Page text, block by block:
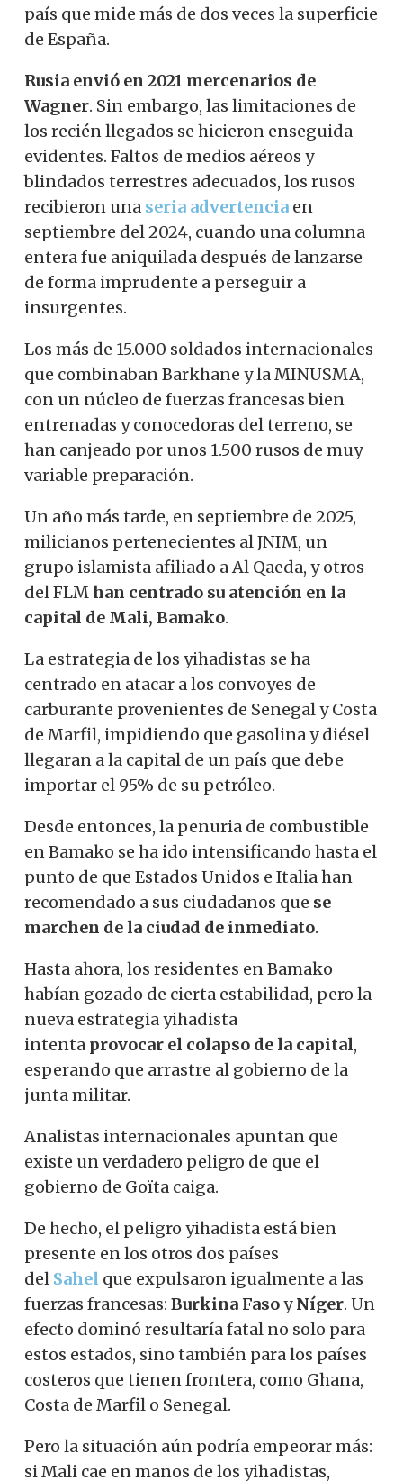
país que mide más de dos veces la superficie
de España.
Rusia envió en 2021 mercenarios de
Wagner. Sin embargo, las limitaciones de
los recién llegados se hicieron enseguida
evidentes. Faltos de medios aéreos y
blindados terrestres adecuados, los rusos
recibieron una seria advertencia en
septiembre del 2024, cuando una columna
entera fue aniquilada después de lanzarse
de forma imprudente a perseguir a
insurgentes.
Los más de 15.000 soldados internacionales
que combinaban Barkhane y la MINUSMA,
con un núcleo de fuerzas francesas bien
entrenadas y conocedoras del terreno, se
han canjeado por unos 1.500 rusos de muy
variable preparación.
Un año más tarde, en septiembre de 2025,
milicianos pertenecientes al JNIM, un
grupo islamista afiliado a Al Qaeda, y otros
del FLMhan centrado su atención en la
capital de Mali, Bamako.
La estrategia de los yihadistas se ha
centrado en atacar a los convoyes de
carburante provenientes de Senegal y Costa
de Marfil, impidiendo que gasolina y diésel
llegaran a la capital de un país que debe
importar el 95% de su petróleo.
Desde entonces, la penuria de combustible
en Bamako se ha ido intensificando hasta el
punto de que Estados Unidos e Italia han
recomendado a sus ciudadanos que se
marchen de la ciudad de inmediato.
Hasta ahora, los residentes en Bamako
habían gozado de cierta estabilidad, pero la
nueva estrategia yihadista
intenta provocar el colapso de la capital,
esperando que arrastre al gobierno de la
junta militar.
Analistas internacionales apuntan que
existe un verdadero peligro de que el
gobierno de Goïta caiga.
De hecho, el peligro yihadista está bien
presente en los otros dos países
del Sahel que expulsaron igualmente a las
fuerzas francesas: Burkina Fasoy Níger. Un
efecto dominó resultaría fatal no solo para
estos estados, sino también para los países
costeros que tienen frontera, como Ghana,
Costa de Marfil o Senegal.
Pero la situación aún podría empeorar más:
si Mali cae en manos de los yihadistas,